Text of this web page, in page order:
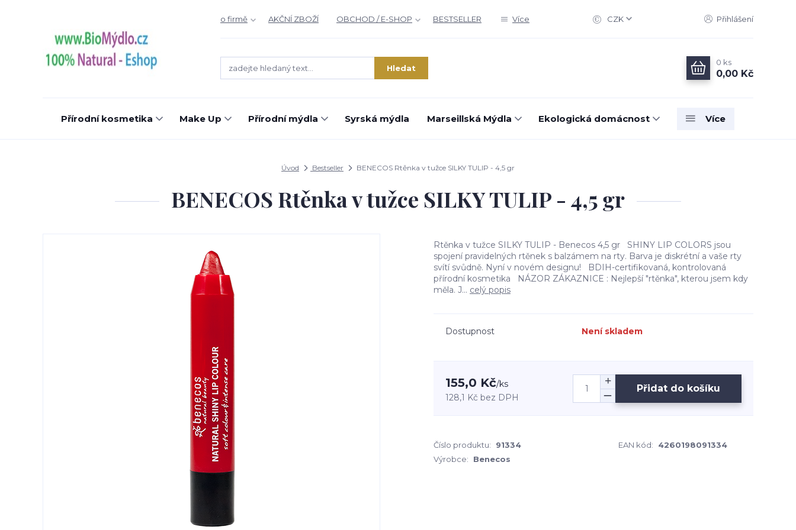
o firmě AKČNÍ ZBOŽÍ OBCHOD / E-SHOP BESTSELLER Více CZK Přihlášení
Hledat
0 ks
0,00 Kč
Přírodní kosmetika Make Up Přírodní mýdla Syrská mýdla Marseillská Mýdla Ekologická domácnost Více
Úvod Bestseller BENECOS Rtěnka v tužce SILKY TULIP - 4,5 gr
BENECOS Rtěnka v tužce SILKY TULIP - 4,5 gr
Rtěnka v tužce SILKY TULIP - Benecos 4,5 gr SHINY LIP COLORS jsou
spojení pravidelných rtěnek s balzámem na rty. Barva je diskrétní a vaše rty
svítí svůdně. Nyní v novém designu! BDIH-certifikovaná, kontrolovaná
přírodní kosmetika NÁZOR ZÁKAZNICE : Nejlepší "rtěnka", kterou jsem kdy
měla. J... celý popis
Dostupnost Není skladem
155,0 Kč/ks
128,1 Kč bez DPH
Přidat do košíku
Číslo produktu: 91334 EAN kód:
4260198091334
Výrobce:
Benecos